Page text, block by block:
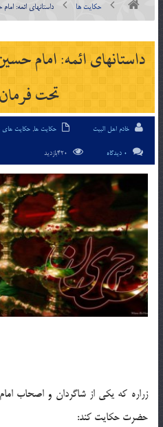
حکایت ها داستانهای ائمه:
داستانهای ائمه: امام
تحت
خادم اهل البیت حکایت ها, حکایت های
0 دیدگاه
زراره كه يكى از شاگردان و اصحاب
حضرت حكايت كند: